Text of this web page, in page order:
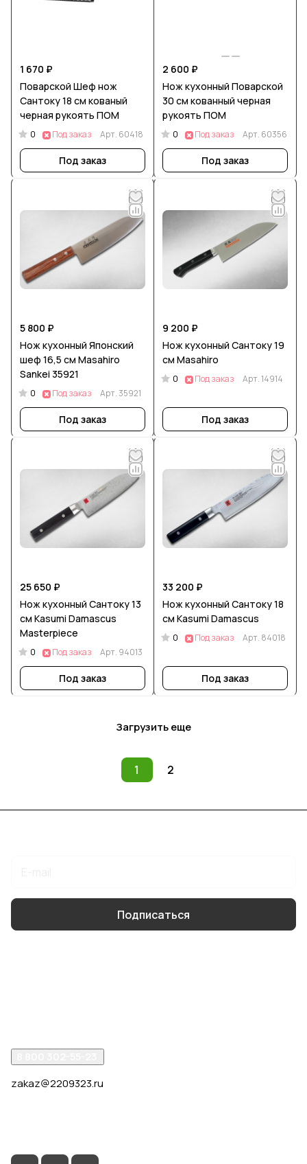
1 670 ₽
Поварской Шеф нож
Сантоку 18 см кованый
черная рукоять ПОМ
0 Под заказ Арт. 60418
Под заказ
2 600 ₽
Нож кухонный Поварской
30 см кованный черная
рукоять ПОМ
0 Под заказ Арт. 60356
Под заказ
5 800 ₽
Нож кухонный Японский
шеф 16,5 см Masahiro
Sankei 35921
0 Под заказ Арт.35921
Под заказ
9 200 ₽
Нож кухонный Сантоку 19
см Masahiro
0 Под заказ Арт.14914
Под заказ
25 650 ₽
Нож кухонный Сантоку 13
см Kasumi Damascus
Masterpiece
0 Под заказ Арт. 94013
Под заказ
33 200 ₽
Нож кухонный Сантоку 18
см Kasumi Damascus
0 Под заказ Арт. 84018
Под заказ
Загрузить еще
1 2
Подписаться
zakaz@2209323.ru